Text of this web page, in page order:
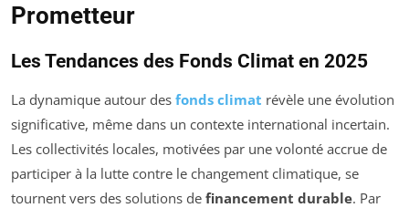
Prometteur
Les Tendances des Fonds Climat en 2025
La dynamique autour des fonds climat révèle une évolution
significative, même dans un contexte international incertain.
Les collectivités locales, motivées par une volonté accrue de
participer à la lutte contre le changement climatique, se
tournent vers des solutions de financement durable. Par